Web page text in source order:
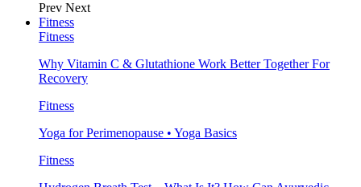
Prev Next
Fitness
Fitness
Why Vitamin C & Glutathione Work Better Together For
Recovery
Fitness
Yoga for Perimenopause • Yoga Basics
Fitness